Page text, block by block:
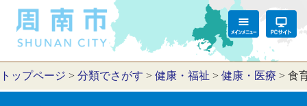
トップページ > 分類でさがす > 健康・福祉 > 健康・医療 > 食